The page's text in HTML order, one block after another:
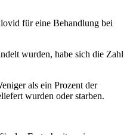
für eine Behandlung bei
wurden, habe sich die Zahl
als ein Prozent der
wurden oder starben.